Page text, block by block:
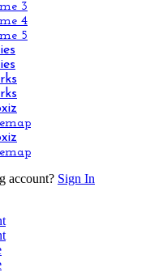
3
4
5
account? Sign In